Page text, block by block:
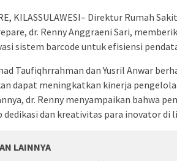
KILASSULAWESI– Direktur Rumah
dr. Renny Anggraeni Sari,
sistem barcode untuk efisiensi
Taufiqhrrahman dan Yusril Anwar
dapat meningkatkan kinerja
dr. Renny menyampaikan bahwa
dedikasi dan kreativitas para inovator di
LAINNYA